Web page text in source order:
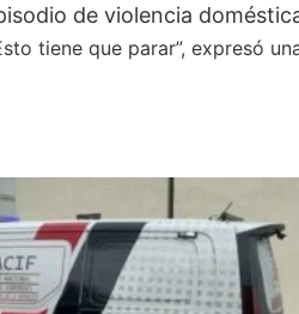
de violencia
tiene que parar”, expresó